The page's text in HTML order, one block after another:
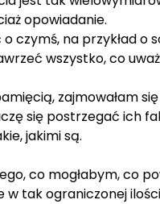
opowiadanie.
czymś, na przykład o
wszystko, co
zajmowałam
się postrzegać ich
jakimi są.
co mogłabym, co
w tak ograniczonej